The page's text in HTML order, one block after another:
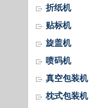
折纸机
贴标机
旋盖机
喷码机
真空包装机
枕式包装机